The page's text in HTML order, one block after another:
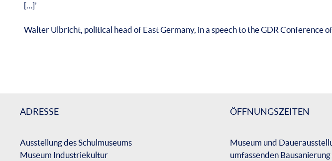
[…]’
Walter Ulbricht, political head of East Germany, in a speech to the GDR Conference
ADRESSE
Ausstellung des Schulmuseums
Museum Industriekultur
ÖFFNUNGSZEITEN
Museum und
umfassenden